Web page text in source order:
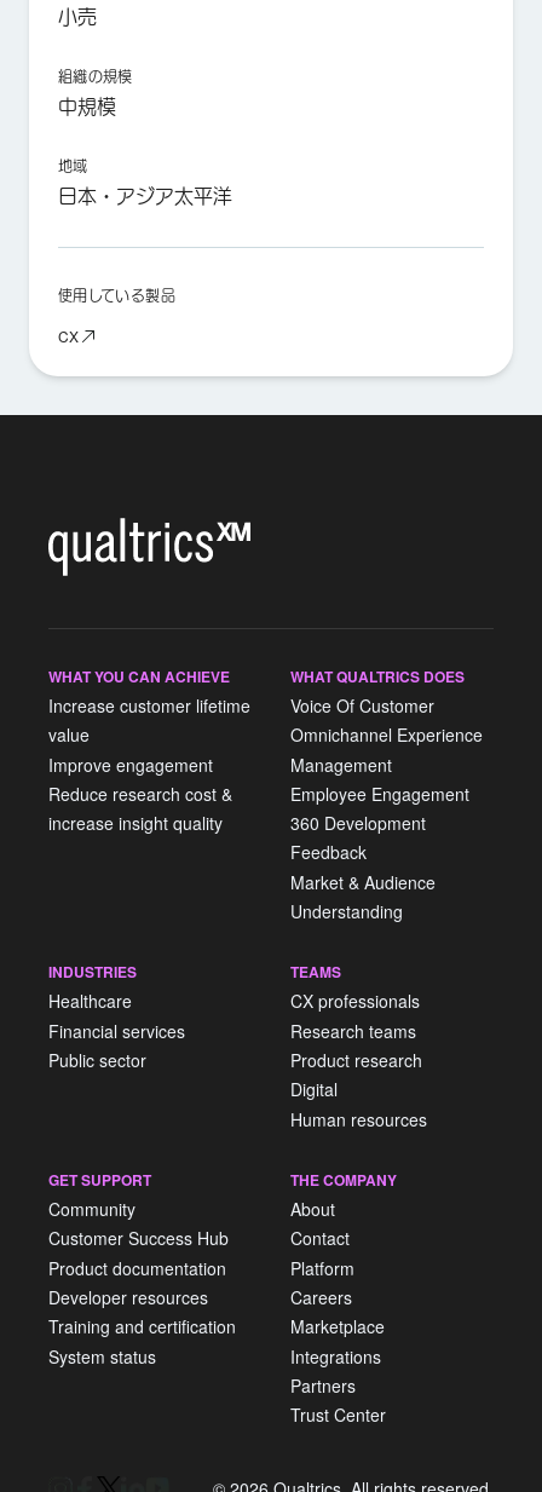
小売
組織の規模
中規模
地域
日本・アジア太平洋
使用している製品
CX
WHAT YOU CAN ACHIEVE
Increase customer lifetime
value
Improve engagement
Reduce research cost &
increase insight quality
WHAT QUALTRICS DOES
Voice Of Customer
Omnichannel Experience
Management
Employee Engagement
360 Development
Feedback
Market & Audience
Understanding
INDUSTRIES
Healthcare
Financial services
Public sector
TEAMS
CX professionals
Research teams
Product research
Digital
Human resources
GET SUPPORT
Community
Customer Success Hub
Product documentation
Developer resources
Training and certification
System status
THE COMPANY
About
Contact
Platform
Careers
Marketplace
Integrations
Partners
Trust Center